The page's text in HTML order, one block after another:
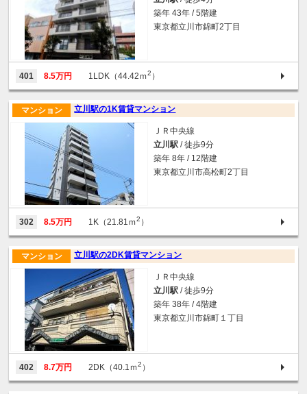
築年 43年 / 5階建
東京都立川市錦町2丁目
401 8.5万円 1LDK（44.42ｍ2 ）
立川駅の1K賃貸マンション
マンション
ＪＲ中央線
立川駅 / 徒歩9分
築年 8年 / 12階建
東京都立川市高松町2丁目
302 8.5万円 1K（21.81ｍ2 ）
立川駅の2DK賃貸マンション
マンション
ＪＲ中央線
立川駅 / 徒歩9分
築年 38年 / 4階建
東京都立川市錦町１丁目
402 8.7万円 2DK（40.1ｍ2 ）